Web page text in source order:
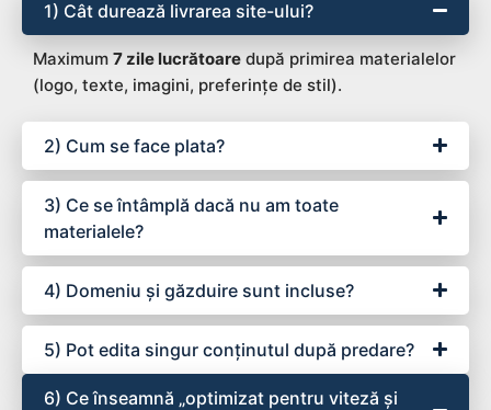
1) Cât durează livrarea site-ului?
Maximum 7 zile lucrătoare după primirea materialelor
(logo, texte, imagini, preferințe de stil).
2) Cum se face plata?
3) Ce se întâmplă dacă nu am toate
materialele?
4) Domeniu și găzduire sunt incluse?
5) Pot edita singur conținutul după predare?
6) Ce înseamnă „optimizat pentru viteză și